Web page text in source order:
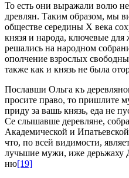
То есть они выражали волю не
древлян. Таким образом, мы
обществе середины Х века
князя и народа, ключевые
решались на народном
ополчение взрослых
также как и князь не была
Пославши Ольга къ
просите право, то пришлите
приду за вашь князь, еда не
Се слышавше деревляне,
Академической и
что, по всей видимости,
лучьшие мужи, иже дерьжаху
ню[19]